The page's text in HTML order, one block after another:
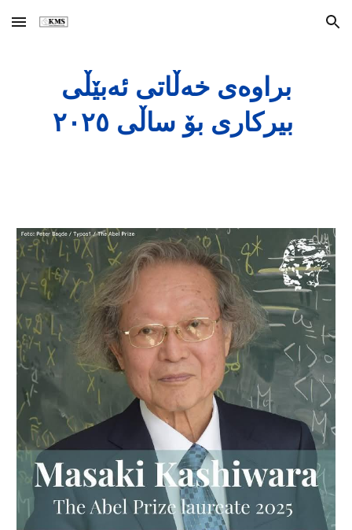
Skip to main content Skip to navigation
براوەی خەڵاتی ئەبێڵی